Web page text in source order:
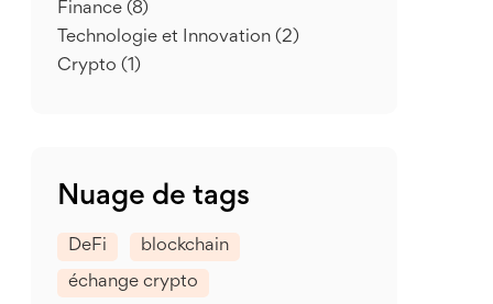
Finance (8)
Technologie et Innovation (2)
Crypto (1)
Nuage de tags
DeFi blockchain
échange crypto